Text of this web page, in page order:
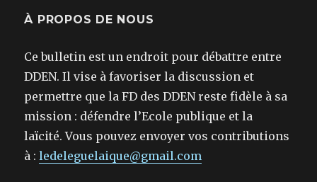
À PROPOS DE NOUS
Ce bulletin est un endroit pour débattre entre
DDEN. Il vise à favoriser la discussion et
permettre que la FD des DDEN reste fidèle à sa
mission : défendre l’Ecole publique et la
laïcité. Vous pouvez envoyer vos contributions
à :ledeleguelaique@gmail.com